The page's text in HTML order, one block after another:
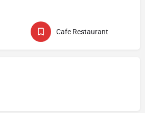
Cafe Restaurant